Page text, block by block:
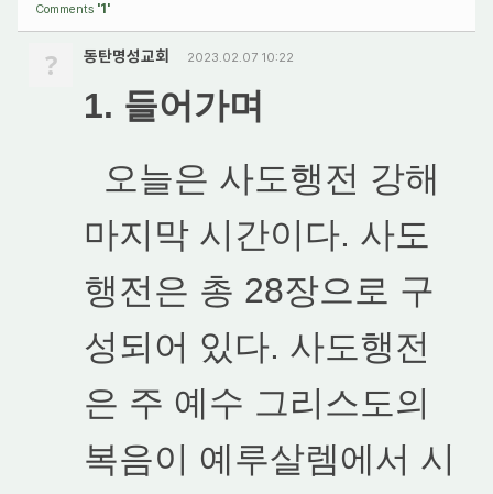
Comments '1'
? 동탄명성교회 2023.02.07 10:22
1. 들어가며
오늘은 사도행전 강해
마지막 시간이다. 사도
행전은 총 28장으로 구
성되어 있다. 사도행전
은 주 예수 그리스도의
복음이 예루살렘에서 시